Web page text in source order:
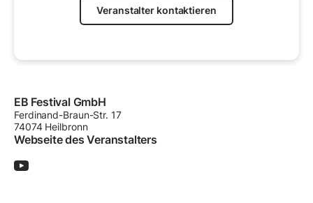
Veranstalter kontaktieren
EB Festival GmbH
Ferdinand-Braun-Str. 17
74074 Heilbronn
Webseite des Veranstalters